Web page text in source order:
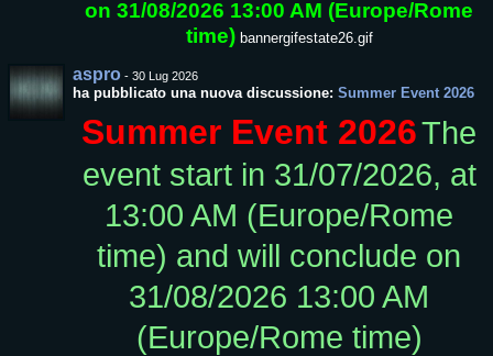
on 31/08/2026 13:00 AM (Europe/Rome
time) bannergifestate26.gif
aspro - 30 Lug 2026
ha pubblicato una nuova discussione: Summer Event 2026
Summer Event 2026The
event start in 31/07/2026, at
13:00 AM (Europe/Rome
time) and will conclude on
31/08/2026 13:00 AM
(Europe/Rome time)